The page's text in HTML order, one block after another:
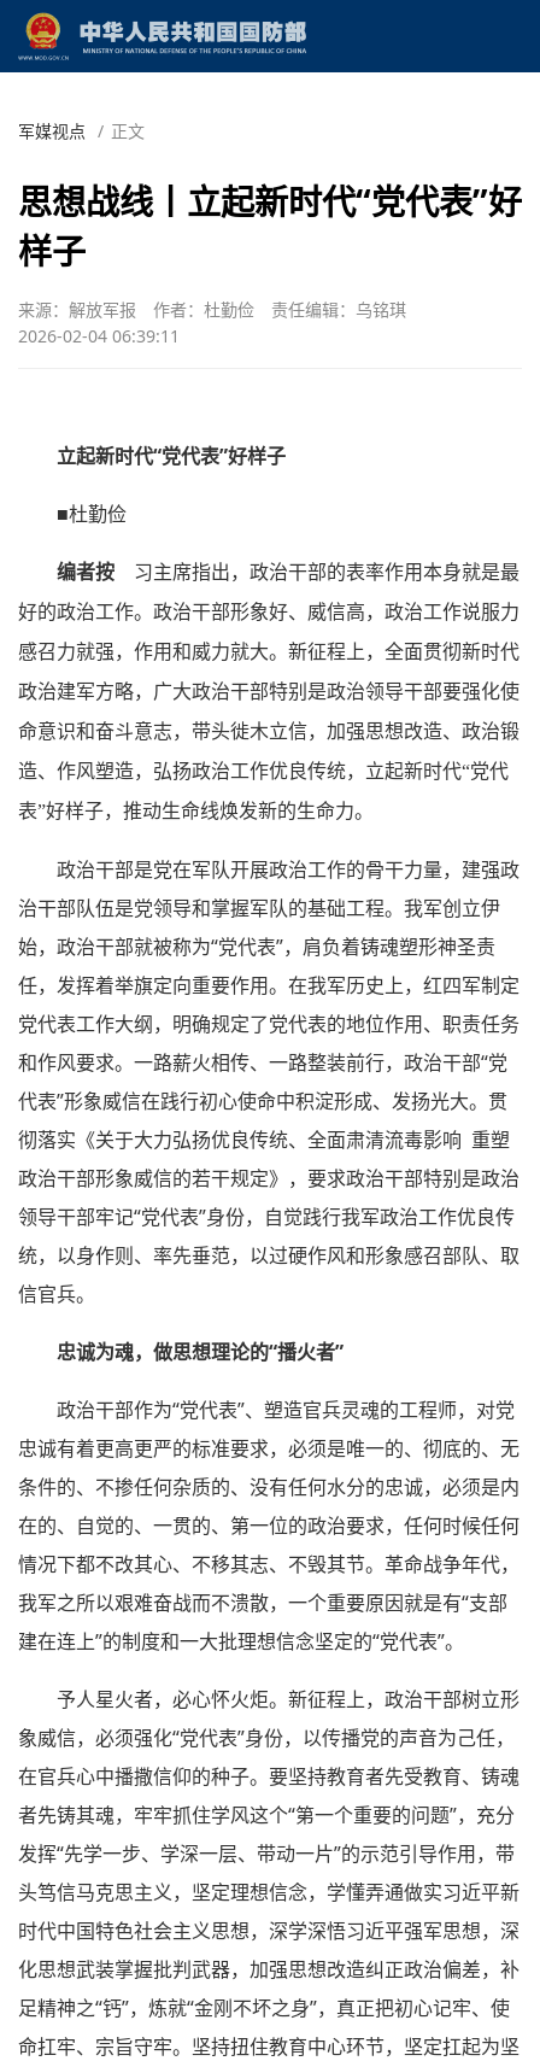
军媒视点 / 正文
思想战线丨立起新时代“党代表”好
样子
来源：解放军报 作者：杜勤俭
责任编辑：乌铭琪
2026-02-04 06:39:11
立起新时代“党代表”好样子
■杜勤俭
编者按 习主席指出，政治干部的表率作用本身就是最
好的政治工作。政治干部形象好、威信高，政治工作说服力
感召力就强，作用和威力就大。新征程上，全面贯彻新时代
政治建军方略，广大政治干部特别是政治领导干部要强化使
命意识和奋斗意志，带头徙木立信，加强思想改造、政治锻
造、作风塑造，弘扬政治工作优良传统，立起新时代“党代
表”好样子，推动生命线焕发新的生命力。
政治干部是党在军队开展政治工作的骨干力量，建强政
治干部队伍是党领导和掌握军队的基础工程。我军创立伊
始，政治干部就被称为“党代表”，肩负着铸魂塑形神圣责
任，发挥着举旗定向重要作用。在我军历史上，红四军制定
党代表工作大纲，明确规定了党代表的地位作用、职责任务
和作风要求。一路薪火相传、一路整装前行，政治干部“党
代表”形象威信在践行初心使命中积淀形成、发扬光大。贯
彻落实《关于大力弘扬优良传统、全面肃清流毒影响 重塑
政治干部形象威信的若干规定》，要求政治干部特别是政治
领导干部牢记“党代表”身份，自觉践行我军政治工作优良传
统，以身作则、率先垂范，以过硬作风和形象感召部队、取
信官兵。
忠诚为魂，做思想理论的“播火者”
政治干部作为“党代表”、塑造官兵灵魂的工程师，对党
忠诚有着更高更严的标准要求，必须是唯一的、彻底的、无
条件的、不掺任何杂质的、没有任何水分的忠诚，必须是内
在的、自觉的、一贯的、第一位的政治要求，任何时候任何
情况下都不改其心、不移其志、不毁其节。革命战争年代，
我军之所以艰难奋战而不溃散，一个重要原因就是有“支部
建在连上”的制度和一大批理想信念坚定的“党代表”。
予人星火者，必心怀火炬。新征程上，政治干部树立形
象威信，必须强化“党代表”身份，以传播党的声音为己任，
在官兵心中播撒信仰的种子。要坚持教育者先受教育、铸魂
者先铸其魂，牢牢抓住学风这个“第一个重要的问题”，充分
发挥“先学一步、学深一层、带动一片”的示范引导作用，带
头笃信马克思主义，坚定理想信念，学懂弄通做实习近平新
时代中国特色社会主义思想，深学深悟习近平强军思想，深
化思想武装掌握批判武器，加强思想改造纠正政治偏差，补
足精神之“钙”，炼就“金刚不坏之身”，真正把初心记牢、使
命扛牢、宗旨守牢。坚持扭住教育中心环节，坚定扛起为坚